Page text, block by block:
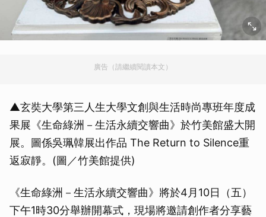
廣告（請繼續閱讀本文）
▲玄奘大學第三人生大學文創與生活時尚專班年度成
果展《生命綠洲－生活永續交響曲》於竹美館盛大開
展。圖係吳珮韓展出作品 The Return to Silence重
返寂靜。(圖／竹美館提供)
《生命綠洲－生活永續交響曲》將於4月10日（五）
下午1時30分舉辦開幕式，現場將邀請創作者分享藝